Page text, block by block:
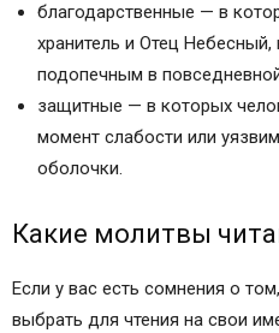
благодарственные — в
хранитель и Отец
подопечным в
защитные — в которых
момент слабости или
оболочки.
Какие молитвы
Если у вас есть сомнения о
выбрать для чтения на свои